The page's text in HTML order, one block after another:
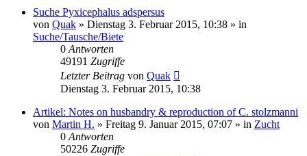
Suche Pyxicephalus adspersus
von Quak » Dienstag 3. Februar 2015, 10:38 » in
Suche/Tausche/Biete
0 Antworten
49191 Zugriffe
Letzter Beitrag von Quak
Dienstag 3. Februar 2015, 10:38
Artikel: Notes on husbandry & reproduction of C. stolzmanni
von Martin H. » Freitag 9. Januar 2015, 07:07 » in Zucht
0 Antworten
50226 Zugriffe